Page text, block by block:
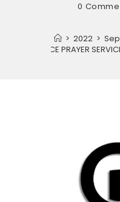
0
> 2022 >
DELIVERANCE PRAYER